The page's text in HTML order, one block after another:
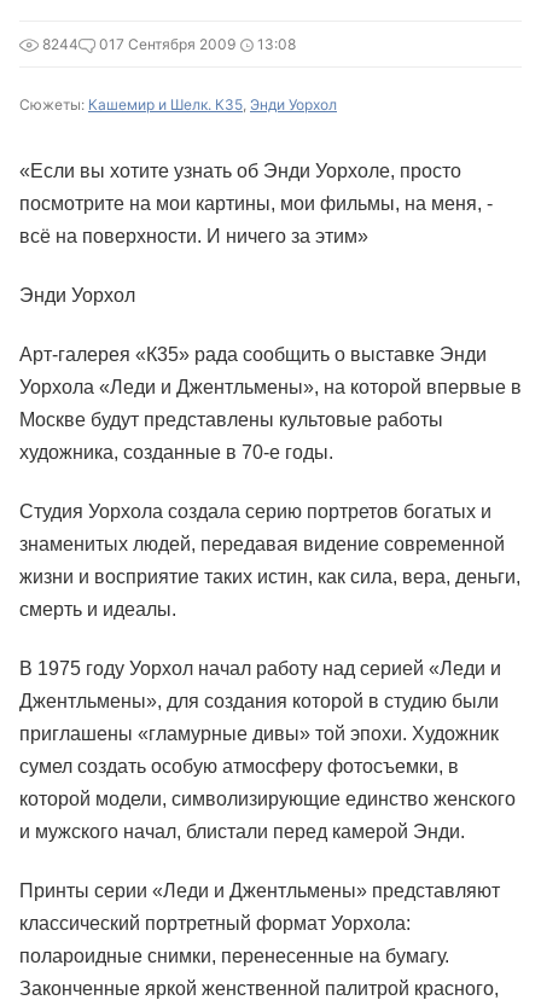
8244 017 Сентября 2009 13:08
Сюжеты: Кашемир и Шелк. К35, Энди Уорхол
«Если вы хотите узнать об Энди Уорхоле, просто
посмотрите на мои картины, мои фильмы, на меня, -
всё на поверхности. И ничего за этим»
Энди Уорхол
Арт-галерея «К35» рада сообщить о выставке Энди
Уорхола «Леди и Джентльмены», на которой впервые в
Москве будут представлены культовые работы
художника, созданные в 70-е годы.
Студия Уорхола создала серию портретов богатых и
знаменитых людей, передавая видение современной
жизни и восприятие таких истин, как сила, вера, деньги,
смерть и идеалы.
В 1975 году Уорхол начал работу над серией «Леди и
Джентльмены», для создания которой в студию были
приглашены «гламурные дивы» той эпохи. Художник
сумел создать особую атмосферу фотосъемки, в
которой модели, символизирующие единство женского
и мужского начал, блистали перед камерой Энди.
Принты серии «Леди и Джентльмены» представляют
классический портретный формат Уорхола:
полароидные снимки, перенесенные на бумагу.
Законченные яркой женственной палитрой красного,